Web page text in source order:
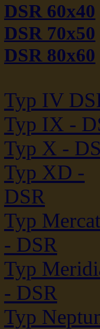
DSR 60x40
DSR 70x50
DSR 80x60
Typ IV
Typ IX -
Typ X -
Typ XD -
DSR
Typ
- DSR
Typ
- DSR
Typ